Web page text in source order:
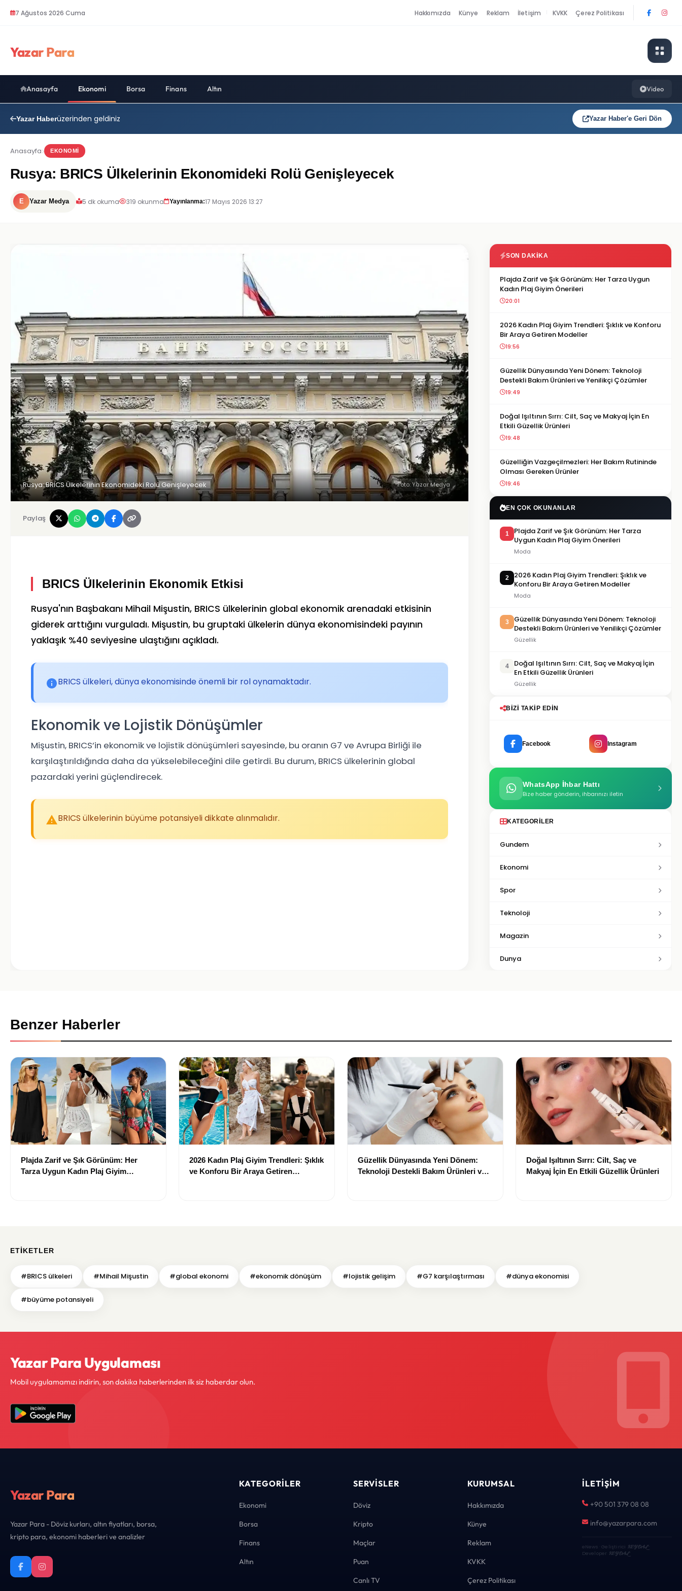
7 Ağustos 2026 Cuma Hakkımızda Künye Reklam İletişim KVKK Çerez Politikası
Yazar Para
Anasayfa Ekonomi Borsa Finans Altın Video
Yazar Haberüzerinden geldiniz Yazar Haber'e Geri Dön
Anasayfa EKONOMI
Rusya: BRICS Ülkelerinin Ekonomideki Rolü Genişleyecek
E Yazar Medya 5 dk okuma 319 okunma Yayınlanma:17 Mayıs 2026 13:27
Rusya: BRICS Ülkelerinin Ekonomideki Rolü Genişleyecek Foto: Yazar Medya
Paylaş
BRICS Ülkelerinin Ekonomik Etkisi
Rusya'nın Başbakanı Mihail Mişustin, BRICS ülkelerinin global ekonomik arenadaki etkisinin
giderek arttığını vurguladı. Mişustin, bu gruptaki ülkelerin dünya ekonomisindeki payının
yaklaşık %40 seviyesine ulaştığını açıkladı.
BRICS ülkeleri, dünya ekonomisinde önemli bir rol oynamaktadır.
Ekonomik ve Lojistik Dönüşümler
Mişustin, BRICS’in ekonomik ve lojistik dönüşümleri sayesinde, bu oranın G7 ve Avrupa Birliği ile
karşılaştırıldığında daha da yükselebileceğini dile getirdi. Bu durum, BRICS ülkelerinin global
pazardaki yerini güçlendirecek.
BRICS ülkelerinin büyüme potansiyeli dikkate alınmalıdır.
SON DAKIKA
Plajda Zarif ve Şık Görünüm: Her Tarza Uygun
Kadın Plaj Giyim Önerileri
20:01
2026 Kadın Plaj Giyim Trendleri: Şıklık ve Konforu
Bir Araya Getiren Modeller
19:56
Güzellik Dünyasında Yeni Dönem: Teknoloji
Destekli Bakım Ürünleri ve Yenilikçi Çözümler
19:49
Doğal Işıltının Sırrı: Cilt, Saç ve Makyaj İçin En
Etkili Güzellik Ürünleri
19:48
Güzelliğin Vazgeçilmezleri: Her Bakım Rutininde
Olması Gereken Ürünler
19:46
EN ÇOK OKUNANLAR
1
Plajda Zarif ve Şık Görünüm: Her Tarza
Uygun Kadın Plaj Giyim Önerileri
Moda
2
2026 Kadın Plaj Giyim Trendleri: Şıklık ve
Konforu Bir Araya Getiren Modeller
Moda
3
Güzellik Dünyasında Yeni Dönem: Teknoloji
Destekli Bakım Ürünleri ve Yenilikçi Çözümler
Güzellik
4
Doğal Işıltının Sırrı: Cilt, Saç ve Makyaj İçin
En Etkili Güzellik Ürünleri
Güzellik
BIZI TAKIP EDIN
Facebook Instagram
WhatsApp İhbar Hattı
Bize haber gönderin, ihbarınızı iletin
KATEGORILER
Gundem
Ekonomi
Spor
Teknoloji
Magazin
Dunya
Benzer Haberler
Plajda Zarif ve Şık Görünüm: Her
Tarza Uygun Kadın Plaj Giyim
2026 Kadın Plaj Giyim Trendleri: Şıklık
ve Konforu Bir Araya Getiren
Güzellik Dünyasında Yeni Dönem:
Teknoloji Destekli Bakım Ürünleri ve
Doğal Işıltının Sırrı: Cilt, Saç ve
Makyaj İçin En Etkili Güzellik Ürünleri
ETIKETLER
#BRICS ülkeleri #Mihail Mişustin #global ekonomi #ekonomik dönüşüm #lojistik gelişim #G7 karşılaştırması #dünya ekonomisi
#büyüme potansiyeli
Yazar Para Uygulaması
Mobil uygulamamızı indirin, son dakika haberlerinden ilk siz haberdar olun.
Yazar Para
Yazar Para - Döviz kurları, altın fiyatları, borsa,
kripto para, ekonomi haberleri ve analizler
KATEGORILER
Ekonomi
Borsa
Finans
Altın
SERVISLER
Döviz
Kripto
Maçlar
Puan
Canlı TV
KURUMSAL
Hakkımızda
Künye
Reklam
KVKK
Çerez Politikası
İLETIŞIM
+90 501 379 08 08
info@yazarpara.com
eNews · Geliştirici KEYDAL·
Developer KEYDAL